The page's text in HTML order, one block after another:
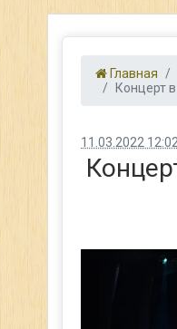
Главная
Концерт
11.03.2022